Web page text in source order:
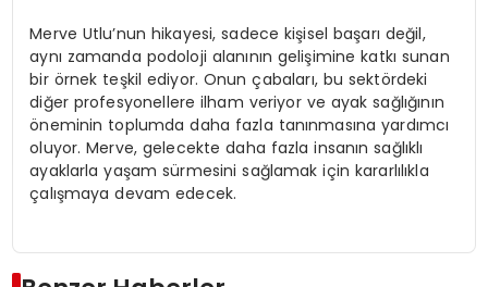
Merve Utlu’nun hikayesi, sadece kişisel başarı değil,
aynı zamanda podoloji alanının gelişimine katkı sunan
bir örnek teşkil ediyor. Onun çabaları, bu sektördeki
diğer profesyonellere ilham veriyor ve ayak sağlığının
öneminin toplumda daha fazla tanınmasına yardımcı
oluyor. Merve, gelecekte daha fazla insanın sağlıklı
ayaklarla yaşam sürmesini sağlamak için kararlılıkla
çalışmaya devam edecek.